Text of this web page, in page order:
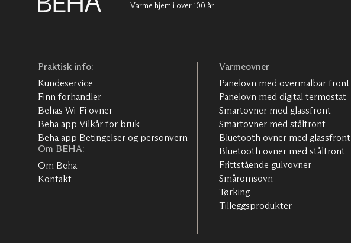
Varme hjem i over 100 år
Praktisk info:
Kundeservice
Finn forhandler
Behas Wi-Fi ovner
Beha app Vilkår for bruk
Beha app Betingelser og personvern
Om BEHA:
Om Beha
Kontakt
Varmeovner
Panelovn med overmalbar front
Panelovn med digital termostat
Smartovner med glassfront
Smartovner med stålfront
Bluetooth ovner med glassfront
Bluetooth ovner med stålfront
Frittstående gulvovner
Småromsovn
Tørking
Tilleggsprodukter